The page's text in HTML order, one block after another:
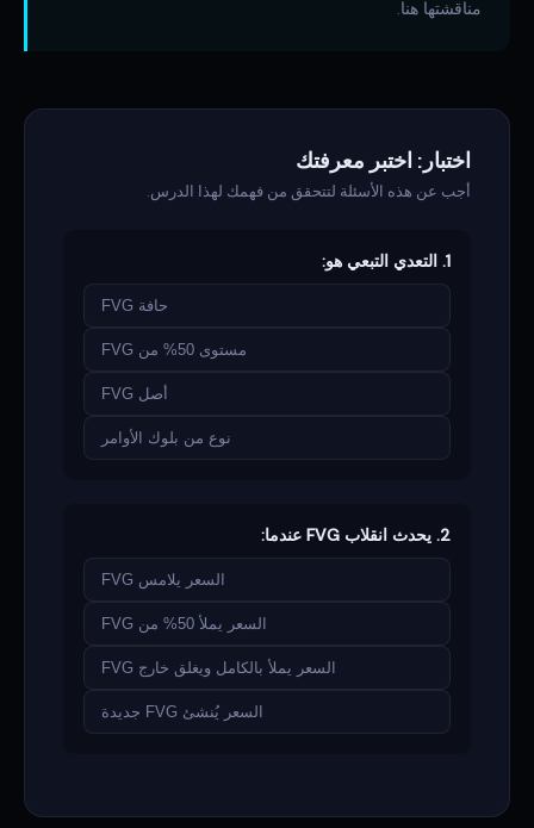
مناقشتها هنا.
اختبار: اختبر معرفتك
أجب عن هذه الأسئلة لتتحقق من فهمك لهذا الدرس.
1. التعدي التبعي هو:
حافة FVG
مستوى 50% من FVG
أصل FVG
نوع من بلوك الأوامر
2. يحدث انقلاب FVG عندما:
السعر يلامس FVG
السعر يملأ 50% من FVG
السعر يملأ بالكامل ويغلق خارج FVG
السعر يُنشئ FVG جديدة